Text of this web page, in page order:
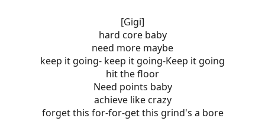
[Gigi]
hard core baby
need more maybe
keep it going- keep it going-Keep it going
hit the floor
Need points baby
achieve like crazy
forget this for-for-get this grind's a bore